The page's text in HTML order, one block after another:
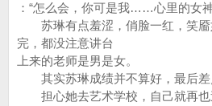
：“怎么会，你可是我……心里的女
苏琳有点羞涩，俏脸一红，笑靥
完，都没注意讲台
上来的老师是男是女。
其实苏琳成绩并不算好，最后差
担心她去艺术学校，自己就再也